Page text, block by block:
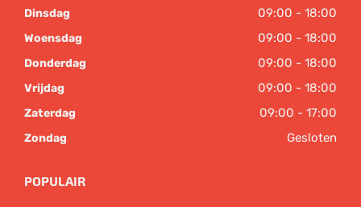
Dinsdag 09:00 - 18:00
Woensdag 09:00 - 18:00
Donderdag 09:00 - 18:00
Vrijdag 09:00 - 18:00
Zaterdag 09:00 - 17:00
Zondag Gesloten
POPULAIR